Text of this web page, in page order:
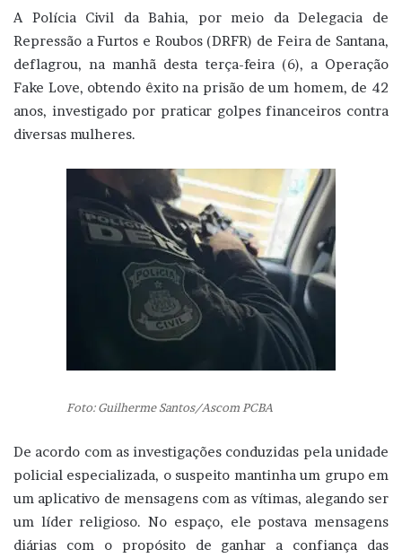
A Polícia Civil da Bahia, por meio da Delegacia de
Repressão a Furtos e Roubos (DRFR) de Feira de Santana,
deflagrou, na manhã desta terça-feira (6), a Operação
Fake Love, obtendo êxito na prisão de um homem, de 42
anos, investigado por praticar golpes financeiros contra
diversas mulheres.
Foto: Guilherme Santos/Ascom PCBA
De acordo com as investigações conduzidas pela unidade
policial especializada, o suspeito mantinha um grupo em
um aplicativo de mensagens com as vítimas, alegando ser
um líder religioso. No espaço, ele postava mensagens
diárias com o propósito de ganhar a confiança das